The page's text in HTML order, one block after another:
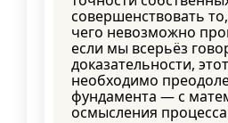
совершенствовать
чего невозможно
если мы всерьёз
доказательности,
необходимо
фундамента — с
осмысления